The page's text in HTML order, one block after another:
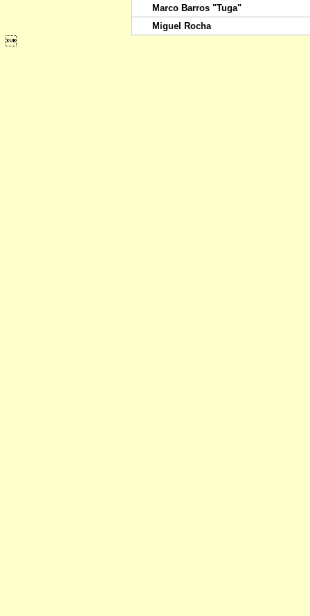
Marco Barros "Tuga"
Miguel Rocha
